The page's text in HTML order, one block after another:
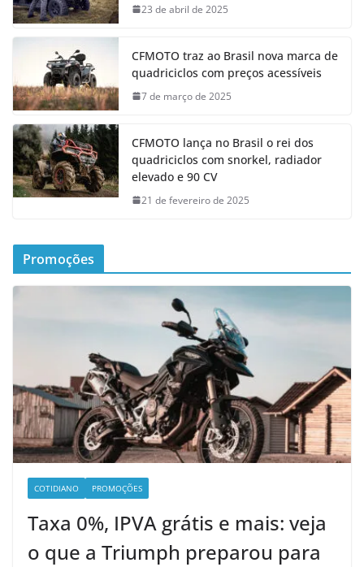
23 de abril de 2025
CFMOTO traz ao Brasil nova marca de
quadriciclos com preços acessíveis
7 de março de 2025
CFMOTO lança no Brasil o rei dos
quadriciclos com snorkel, radiador
elevado e 90 CV
21 de fevereiro de 2025
Promoções
COTIDIANO PROMOÇÕES
Taxa 0%, IPVA grátis e mais: veja
o que a Triumph preparou para